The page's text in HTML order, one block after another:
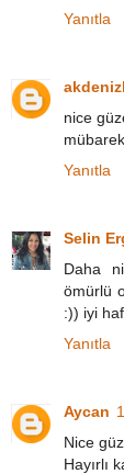
Yanıtla
nice
Yanıtla
Selin
Daha
ömürlü
:)) iyi
Yanıtla
Aycan
Nice
Hayırlı